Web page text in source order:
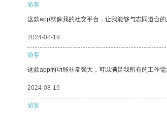
游客
这款app就像我的社交平台，让我能够与志同道合的
2024-08-19
游客
这款app的功能非常强大，可以满足我所有的工作
2024-08-19
游客